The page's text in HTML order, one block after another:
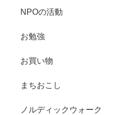
NPOの活動
お勉強
お買い物
まちおこし
ノルディックウォーク